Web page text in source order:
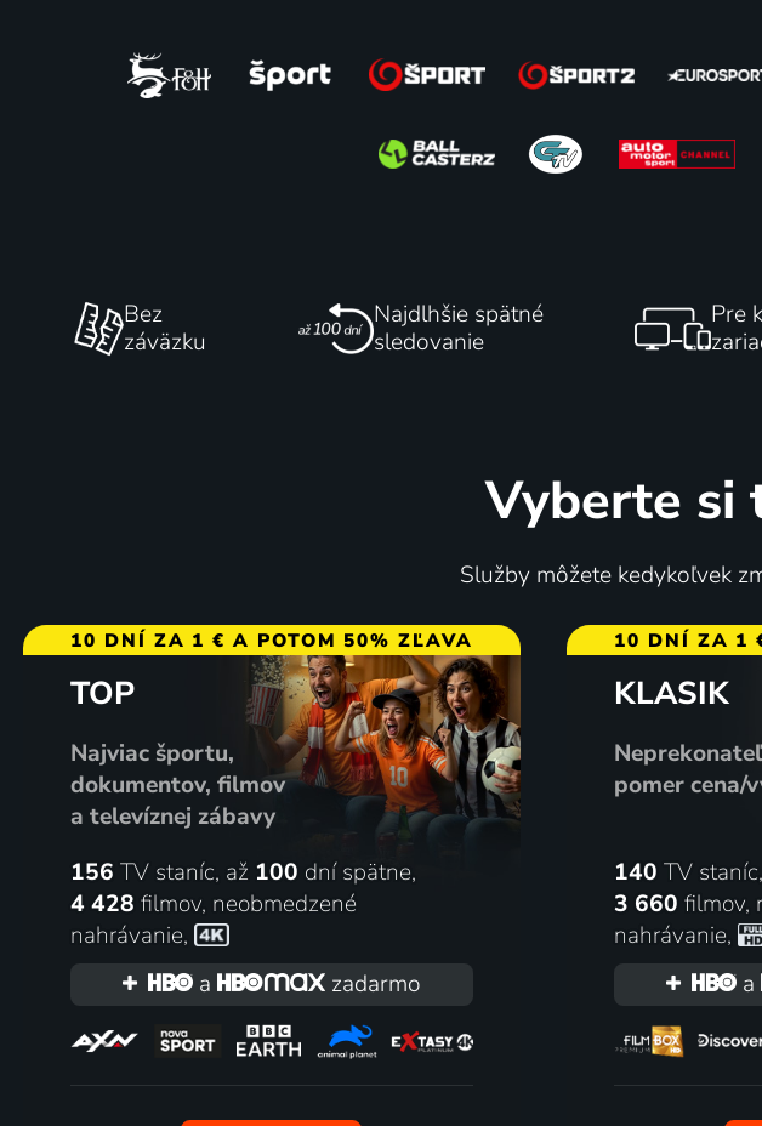
Bez
záväzku
Najdlhšie spätné
sledovanie
Pre
Vyberte si
Služby môžete kedykoľvek
10 DNÍ ZA 1 € A POTOM 50% ZĽAVA
TOP
Najviac športu,
dokumentov, filmov
a televíznej zábavy
156 TV staníc, až 100 dní spätne,
4 428 filmov, neobmedzené
nahrávanie,
a
zadarmo
10 DNÍ ZA 1
KLASIK
pomer cena/
140 TV
3 660 filmov,
nahrávanie,
a